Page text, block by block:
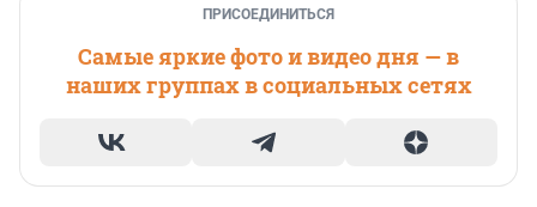
ПРИСОЕДИНИТЬСЯ
Самые яркие фото и видео дня — в
наших группах в социальных сетях